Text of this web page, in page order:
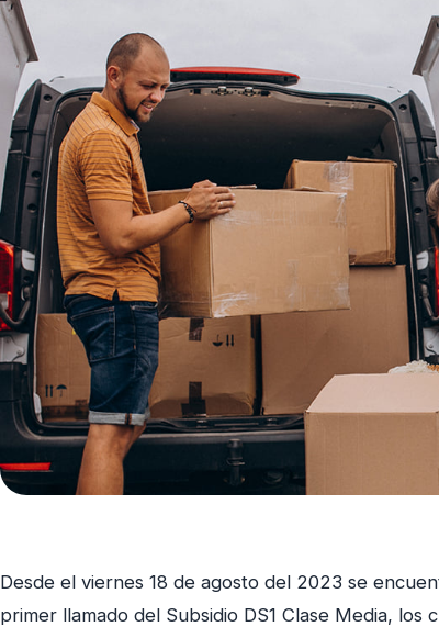
Desde el viernes 18 de agosto del 2023 se
primer llamado del Subsidio DS1 Clase Media,